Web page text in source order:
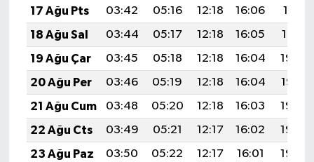
17 Ağu Pts
03:42 05:16 12:18 16:06
19:11
18 Ağu Sal
03:44 05:17 12:18 16:05
19:10
19 Ağu Çar
03:45 05:18 12:18 16:04
19:08
20 Ağu Per
03:46 05:19 12:18 16:04
19:07
21 Ağu Cum
03:48 05:20 12:18 16:03
19:06
22 Ağu Cts
03:49 05:21 12:17 16:02
19:04
23 Ağu Paz
03:50 05:22 12:17 16:01 19:03